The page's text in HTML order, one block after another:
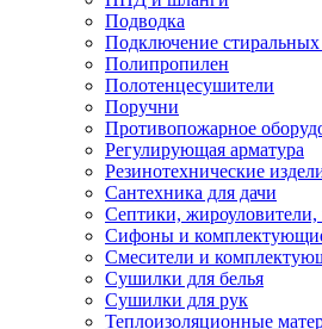
Подводка
Подключение
Полипропилен
Полотенцесушители
Поручни
Противопожарное
Регулирующая арматура
Резинотехнические
Сантехника для дачи
Септики, жироуловители,
Сифоны и
Смесители и
Сушилки для белья
Сушилки для рук
Теплоизоляционные